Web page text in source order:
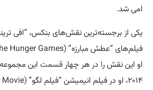
امی شد.
یکی از برجسته‌ترین نقش‌های بنکس، “افی
او این نقش را در هر چهارقسمت این